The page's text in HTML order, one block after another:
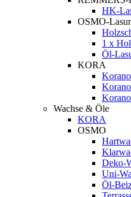
HK-
OSMO-
1 x
Öl-
KORA
Wachse & Öle
KORA
OSMO
Deko-
Uni-
Öl-